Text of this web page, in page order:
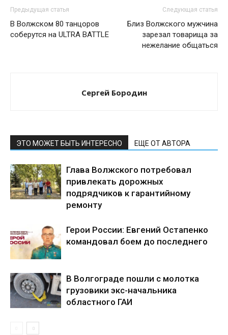
Предыдущая статья
В Волжском 80 танцоров
соберутся на ULTRA BATTLE
Следующая статья
Близ Волжского мужчина
зарезал товарища за
нежелание общаться
Сергей Бородин
ЭТО МОЖЕТ БЫТЬ ИНТЕРЕСНО ЕЩЕ ОТ АВТОРА
Глава Волжского потребовал
привлекать дорожных
подрядчиков к гарантийному
ремонту
Герои России: Евгений Остапенко
командовал боем до последнего
В Волгограде пошли с молотка
грузовики экс-начальника
областного ГАИ